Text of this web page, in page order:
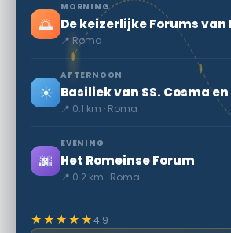
🌅
MORNING
De keizerlijke Forums van
📍 Roma
☀️
AFTERNOON
Basiliek van SS. Cosma
📍 0.1 km · Roma
🌆
EVENING
Het Romeinse Forum
📍 0.2 km · Roma
★★★★★4.9